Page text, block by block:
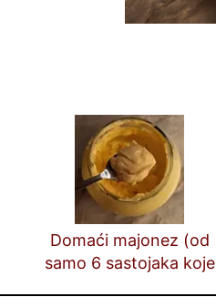
Domaći majonez (od
samo 6 sastojaka koje